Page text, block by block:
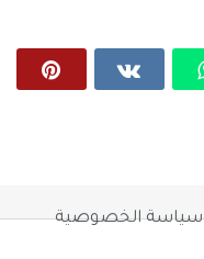
سياسة الخصوصية